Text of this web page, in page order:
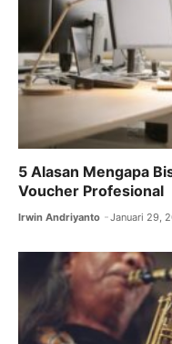
5 Alasan Mengapa
Voucher Profesional
Irwin Andriyanto Januari 29,